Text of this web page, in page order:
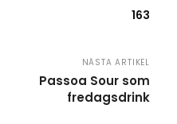
163
NÄSTA ARTIKEL
Passoa Sour som
fredagsdrink